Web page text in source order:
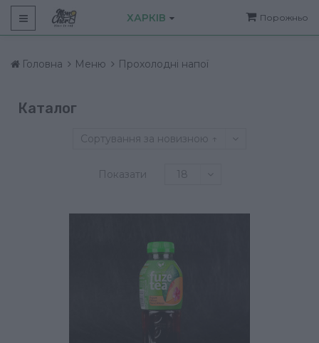
ХАРКІВ Порожньо
Головна Меню Прохолодні напої
Каталог
Сортування за новизною ↑
Показати 18